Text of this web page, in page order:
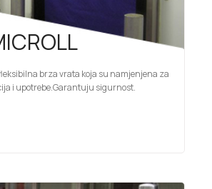
brza vrata koja su namjenjena za
i upotrebe.Garantuju sigurnost.